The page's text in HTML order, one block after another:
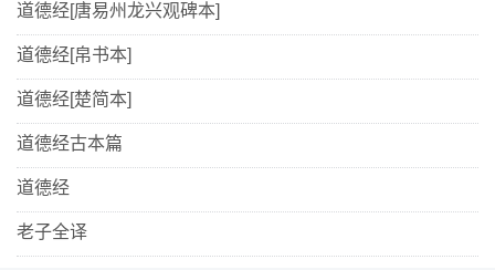
道德经[唐易州龙兴观碑本]
道德经[帛书本]
道德经[楚简本]
道德经古本篇
道德经
老子全译